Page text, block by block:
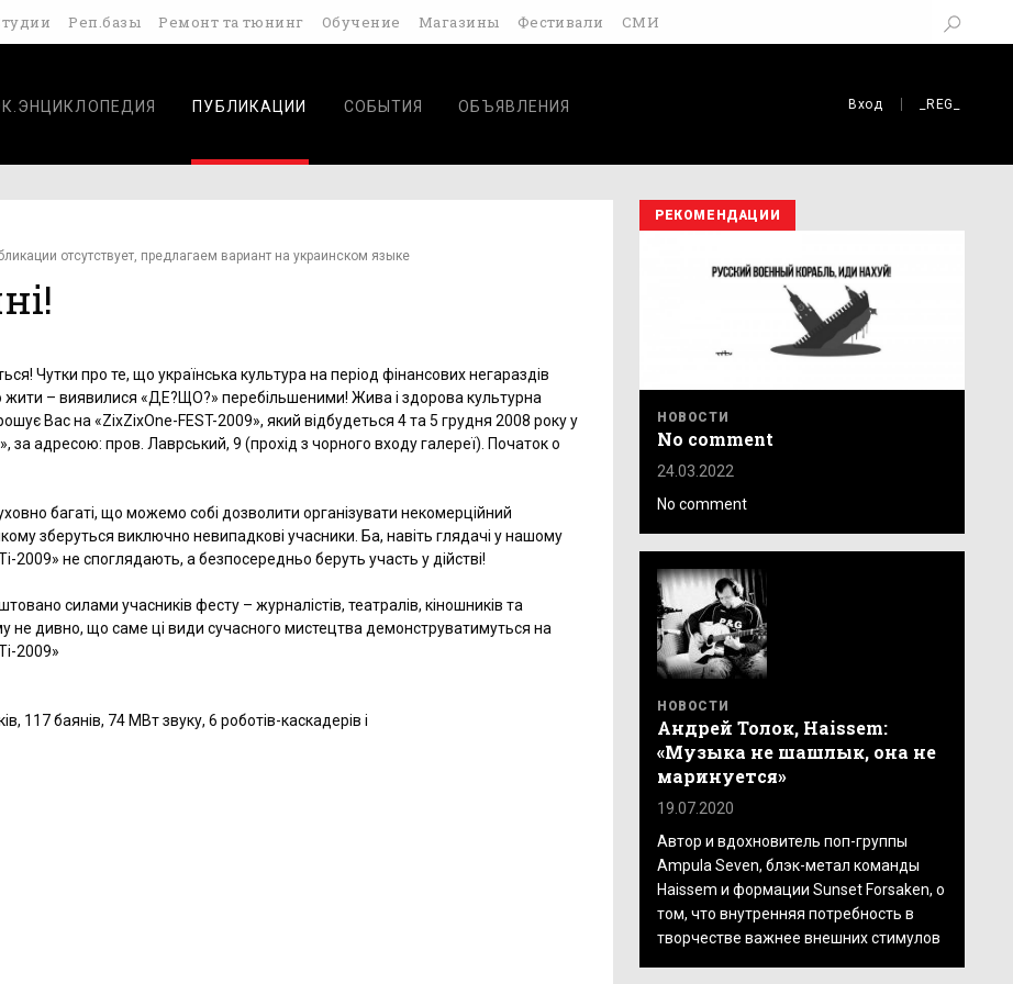
Реп.базы Ремонт та тюнинг Обучение Магазины Фестивали СМИ
ПУБЛИКАЦИИ СОБЫТИЯ ОБЪЯВЛЕНИЯ Вход _REG_
отсутствует, предлагаем вариант на украинском языке
Чутки про те, що українська культура на період фінансових негараздів
жити – виявилися «ДЕ?ЩО?» перебільшеними! Жива і здорова культурна
Вас на «ZixZixOne-FEST-2009», який відбудеться 4 та 5 грудня 2008 року у
за адресою: пров. Лаврський, 9 (прохід з чорного входу галереї). Початок о
багаті, що можемо собі дозволити організувати некомерційний
зберуться виключно невипадкові учасники. Ба, навіть глядачі у нашому
2009» не споглядають, а безпосередньо беруть участь у дійстві!
силами учасників фесту – журналістів, театралів, кіношників та
не дивно, що саме ці види сучасного мистецтва демонструватимуться на
2009»
117 баянів, 74 МВт звуку, 6 роботів-каскадерів і
РЕКОМЕНДАЦИИ
НОВОСТИ
No comment
24.03.2022
No comment
НОВОСТИ
Андрей Толок, Haissem:
«Музыка не шашлык, она не
маринуется»
19.07.2020
Автор и вдохновитель поп-группы
Ampula Seven, блэк-метал команды
Haissem и формации Sunset Forsaken, о
том, что внутренняя потребность в
творчестве важнее внешних стимулов